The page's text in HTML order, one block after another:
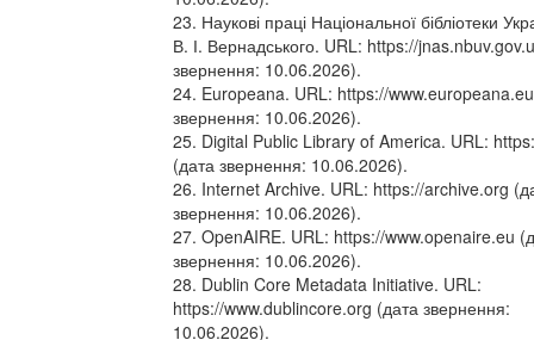
23. Наукові праці Національної бібліотеки
В. І. Вернадського. URL: https://
звернення: 10.06.2026).
24. Europeana. URL: https://
звернення: 10.06.2026).
25. Digital Public Library of America. URL:
(дата звернення: 10.06.2026).
26. Internet Archive. URL: https://archive.org
звернення: 10.06.2026).
27. OpenAIRE. URL: https://www.openaire.eu
звернення: 10.06.2026).
28. Dublin Core Metadata Initiative. URL:
https://www.dublincore.org (дата звернення:
10.06.2026).